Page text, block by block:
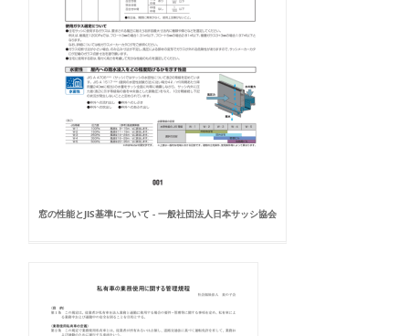
窓の性能とJIS基準について - 一般社団法人日本サッシ協会